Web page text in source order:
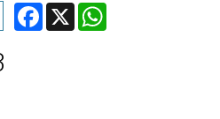
Facebook
X